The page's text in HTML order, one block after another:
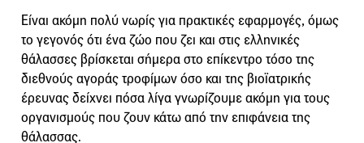
Είναι ακόμη πολύ νωρίς για πρακτικές εφαρμογές, όμως
το γεγονός ότι ένα ζώο που ζει και στις ελληνικές
θάλασσες βρίσκεται σήμερα στο επίκεντρο τόσο της
διεθνούς αγοράς τροφίμων όσο και της βιοϊατρικής
έρευνας δείχνει πόσα λίγα γνωρίζουμε ακόμη για τους
οργανισμούς που ζουν κάτω από την επιφάνεια της
θάλασσας.